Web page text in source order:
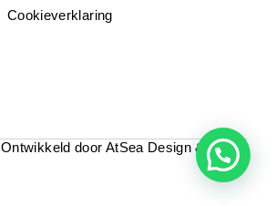
Cookieverklaring
Ontwikkeld door AtSea Design & Media